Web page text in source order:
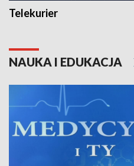
Telekurier
NAUKA I EDUKACJA